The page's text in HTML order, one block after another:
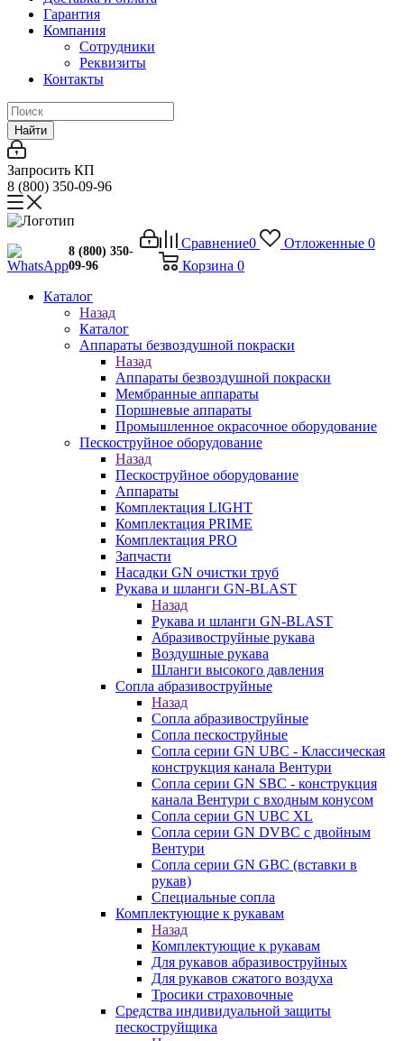
Гарантия
Компания
Сотрудники
Реквизиты
Контакты
Найти
Запросить КП
8 (800) 350-09-96
Сравнение0 Отложенные 0
Корзина 0
8 (800) 350-
09-96
Каталог
Назад
Каталог
Аппараты безвоздушной покраски
Назад
Аппараты безвоздушной покраски
Мембранные аппараты
Поршневые аппараты
Промышленное окрасочное оборудование
Пескоструйное оборудование
Назад
Пескоструйное оборудование
Аппараты
Комплектация LIGHT
Комплектация PRIME
Комплектация PRO
Запчасти
Насадки GN очистки труб
Рукава и шланги GN-BLAST
Назад
Рукава и шланги GN-BLAST
Абразивоструйные рукава
Воздушные рукава
Шланги высокого давления
Сопла абразивоструйные
Назад
Сопла абразивоструйные
Сопла пескоструйные
Сопла серии GN UBC - Классическая
конструкция канала Вентури
Сопла серии GN SBC - конструкция
канала Вентури c входным конусом
Сопла серии GN UBC XL
Сопла серии GN DVBC с двойным
Вентури
Сопла серии GN GBC (вставки в
рукав)
Специальные сопла
Комплектующие к рукавам
Назад
Комплектующие к рукавам
Для рукавов абразивоструйных
Для рукавов сжатого воздуха
Тросики страховочные
Средства индивидуальной защиты
пескоструйщика